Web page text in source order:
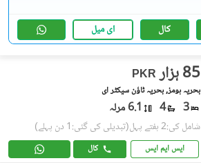
کال ای میل
PKR 85 ہزار
بحریہ ہومز, بحریہ ٹاؤن سیکٹر ای
3
4 6.1 مرلہ
شامل کی:2 ہفتے پہل (تبدیلی کی گئی:1 دن پہلے)
ایس ایم ایس کال